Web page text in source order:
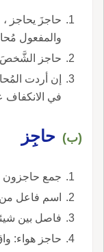
حاجزَ يحاجز
والمفعول
حاجز الشَّخصَ
إن أردت
في الانكفاف
(ب) حاجِز
جمع حاجزون
اسم فاعل
فاصل بين
حاجز هواء: